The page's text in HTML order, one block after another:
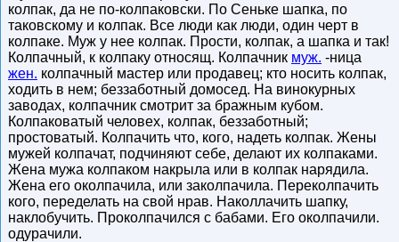
колпак, да не по-колпаковски. По Сеньке шапка, по
таковскому и колпак. Все люди как люди, один черт в
колпаке. Муж у нее колпак. Прости, колпак, а шапка и так!
Колпачный, к колпаку относящ. Колпачник муж. -ница
жен. колпачный мастер или продавец; кто носить колпак,
ходить в нем; беззаботный домосед. На винокурных
заводах, колпачник смотрит за бражным кубом.
Колпаковатый человех, колпак, беззаботный;
простоватый. Колпачить что, кого, надеть колпак. Жены
мужей колпачат, подчиняют себе, делают их колпаками.
Жена мужа колпаком накрыла или в колпак нарядила.
Жена его околпачила, или заколпачила. Переколпачить
кого, переделать на свой нрав. Наколлачить шапку,
наклобучить. Проколпачился с бабами. Его околпачили.
одурачили.